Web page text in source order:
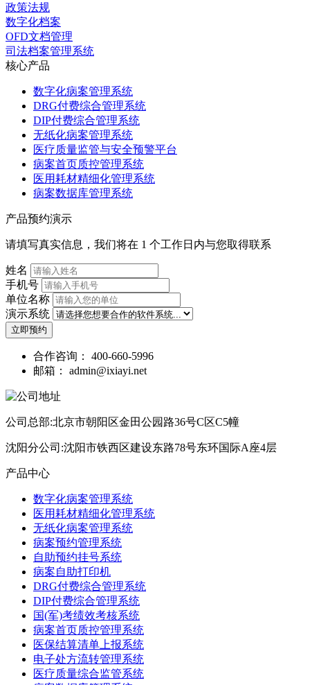
政策法规
数字化档案
OFD文档管理
司法档案管理系统
核心产品
数字化病案管理系统
DRG付费综合管理系统
DIP付费综合管理系统
无纸化病案管理系统
医疗质量监管与安全预警平台
病案首页质控管理系统
医用耗材精细化管理系统
病案数据库管理系统
产品预约演示
请填写真实信息，我们将在 1 个工作日内与您取得联系
姓名
手机号
单位名称
演示系统
立即预约
合作咨询： 400-660-5996
邮箱： admin@ixiayi.net
公司总部:北京市朝阳区金田公园路36号C区C5幢
沈阳分公司:沈阳市铁西区建设东路78号东环国际A座4层
产品中心
数字化病案管理系统
医用耗材精细化管理系统
无纸化病案管理系统
病案预约管理系统
自助预约挂号系统
病案自助打印机
DRG付费综合管理系统
DIP付费综合管理系统
国(军)考绩效考核系统
病案首页质控管理系统
医保结算清单上报系统
电子处方流转管理系统
医疗质量综合监管系统